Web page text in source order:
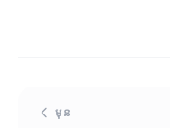
មុន